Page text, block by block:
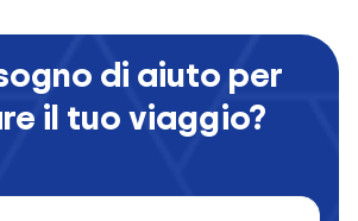
di aiuto per
il tuo viaggio?